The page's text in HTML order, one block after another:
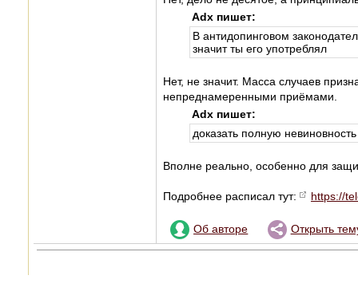
Adx пишет:
В антидопинговом
значит ты его употреблял
Нет, не значит. Масса случаев
непреднамеренными приёмами.
Adx пишет:
доказать полную
Вполне реально, особенно для
Подробнее расписал тут: https://
Об авторе Открыть